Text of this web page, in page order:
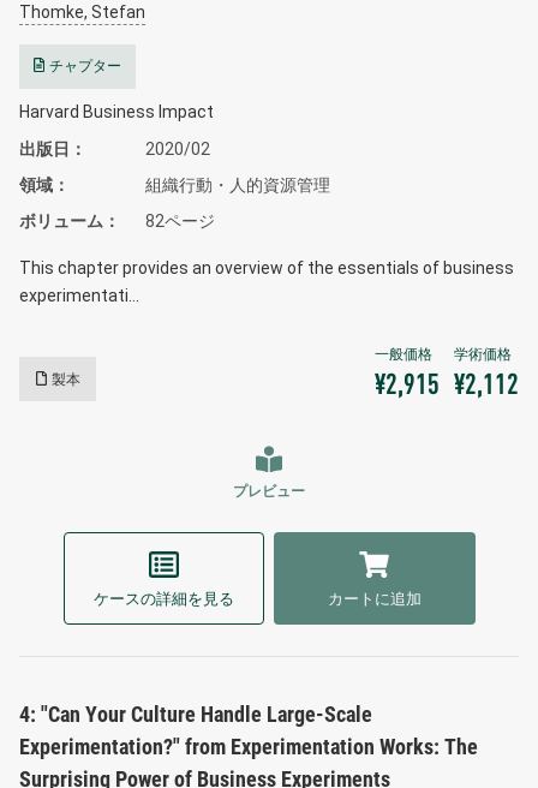
Thomke, Stefan
チャプター
Harvard Business Impact
出版日
2020/02
領域
組織行動・人的資源管理
ボリューム
82ページ
This chapter provides an overview of the essentials of business
experimentati…
製本 ¥2,915 ¥2,112
プレビュー
ケースの詳細を見る カートに追加
4: "Can Your Culture Handle Large-Scale
Experimentation?" from Experimentation Works: The
Surprising Power of Business Experiments